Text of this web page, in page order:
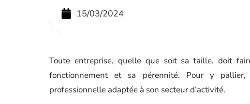
15/03/2024
Toute entreprise, quelle que soit sa taille, doit
fonctionnement et sa pérennité. Pour y
professionnelle adaptée à son secteur d’activité.